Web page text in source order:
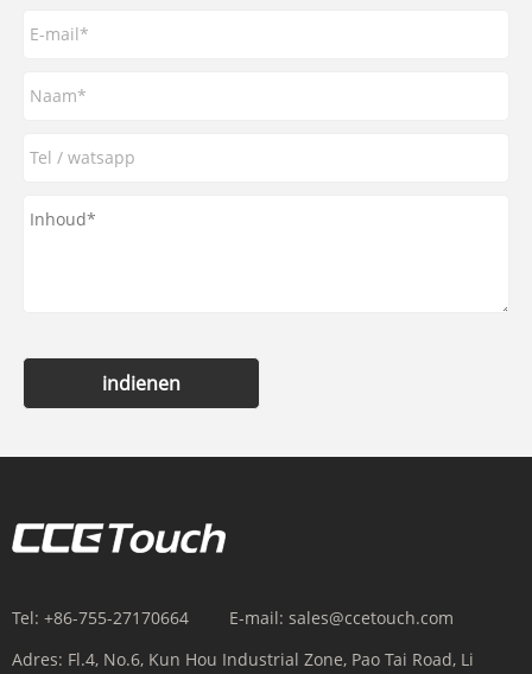
indienen
Tel: +86-755-27170664 E-mail: sales@ccetouch.com
Adres: Fl.4, No.6, Kun Hou Industrial Zone, Pao Tai Road, Li